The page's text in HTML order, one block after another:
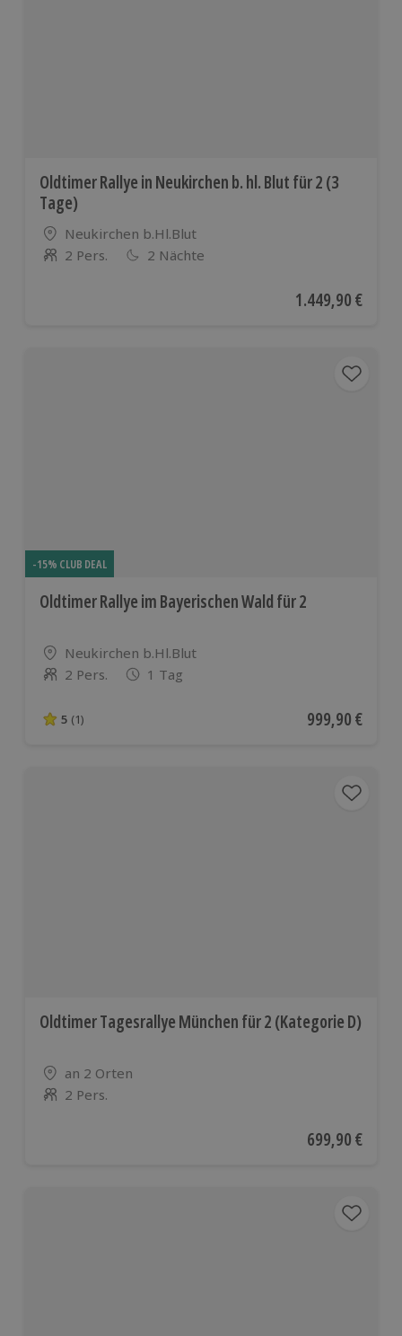
Oldtimer Rallye in Neukirchen b. hl. Blut für 2 (3
Tage)
Standort
Neukirchen b.Hl.Blut
Anzahl der Teilnehmer
2 Pers. 2 Nächte
Aktueller Preis
1.449,90 €
-15% CLUB DEAL
Oldtimer Rallye im Bayerischen Wald für 2
Standort
Neukirchen b.Hl.Blut
Anzahl der Teilnehmer
2 Pers. 1 Tag
5 von 5 Sternen basierend auf 1 Bewertungen
5 (1) Aktueller Preis
999,90 €
Oldtimer Tagesrallye München für 2 (Kategorie D)
Standort
an 2 Orten
Anzahl der Teilnehmer
2 Pers.
Aktueller Preis
699,90 €